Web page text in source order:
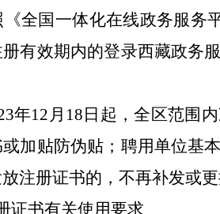
《全国 一体化在线政务服务
有效期内的登录西藏政务
3年12 月 18 日起，全区范围
加贴防伪贴；聘用单位基
注册证书的，不再补发或更
证书有关使用要求